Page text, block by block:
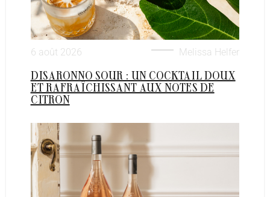
6 août 2026 Melissa Helfer
DISARONNO SOUR : UN COCKTAIL DOUX
ET RAFRAÎCHISSANT AUX NOTES DE
CITRON